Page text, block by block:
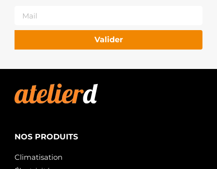
Valider
NOS PRODUITS
Climatisation